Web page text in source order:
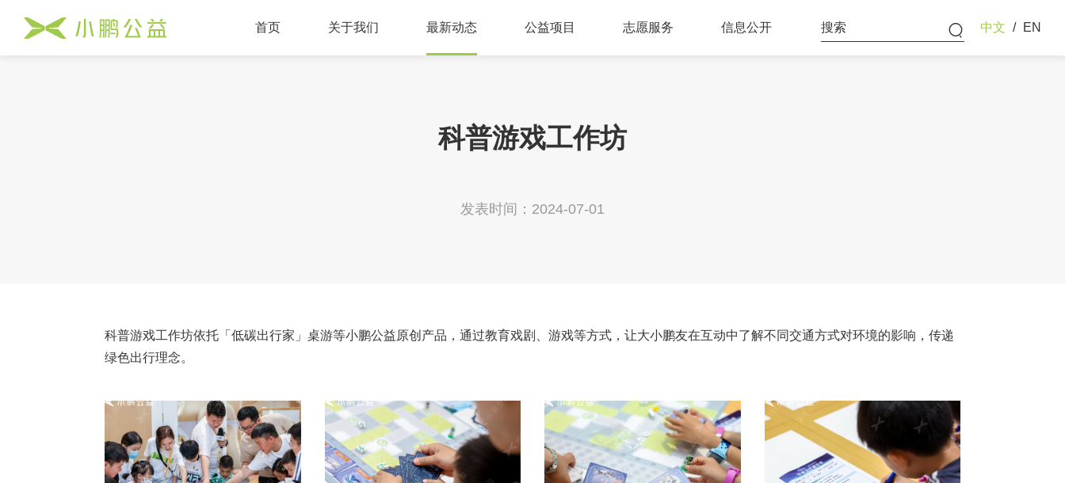
首页 关于我们 最新动态
工作月报
精彩图集
公益项目
青年环境教育
公益行业建设
志愿服务
绿色家园青年行
绿色青年说
信息公开 中文 / EN
科普游戏工作坊
发表时间：2024-07-01
科普游戏工作坊依托「低碳出行家」桌游等小鹏公益原创产品，通过教育戏剧、游戏等方式，让大小鹏友在互动中了解不同交通方式对环境的影响，传递
绿色出行理念。